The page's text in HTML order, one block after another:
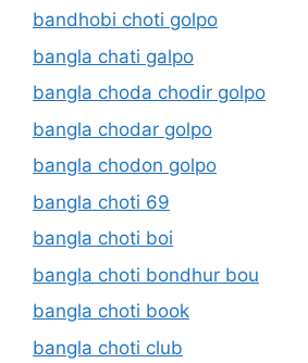
bandhobi choti golpo
bangla chati galpo
bangla choda chodir golpo
bangla chodar golpo
bangla chodon golpo
bangla choti 69
bangla choti boi
bangla choti bondhur bou
bangla choti book
bangla choti club